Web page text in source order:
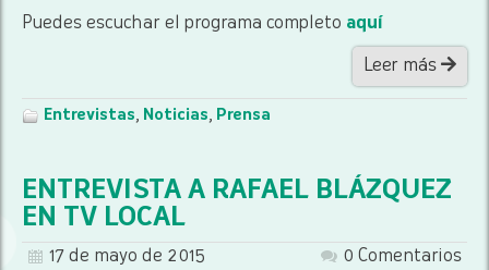
Puedes escuchar el programa completo aquí
Leer más
Entrevistas, Noticias, Prensa
ENTREVISTA A RAFAEL BLÁZQUEZ
EN TV LOCAL
17 de mayo de 2015
0 Comentarios